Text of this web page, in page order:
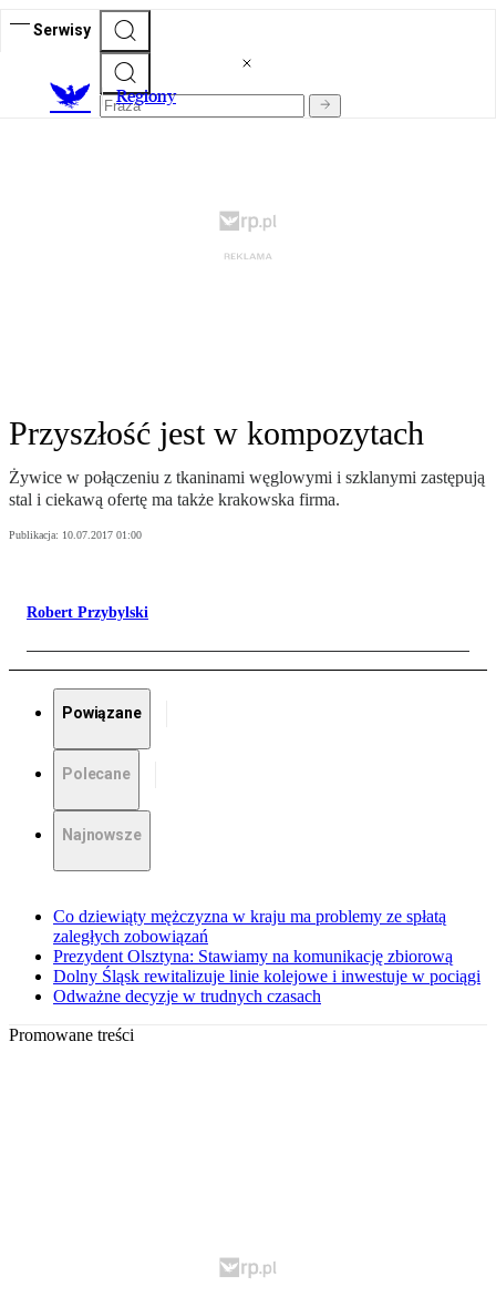
Serwisy
Regiony
Przyszłość jest w kompozytach
Żywice w połączeniu z tkaninami węglowymi i szklanymi zastępują
stal i ciekawą ofertę ma także krakowska firma.
Publikacja: 10.07.2017 01:00
Robert Przybylski
Powiązane
Polecane
Najnowsze
Co dziewiąty mężczyzna w kraju ma problemy ze spłatą
zaległych zobowiązań
Prezydent Olsztyna: Stawiamy na komunikację zbiorową
Dolny Śląsk rewitalizuje linie kolejowe i inwestuje w pociągi
Odważne decyzje w trudnych czasach
Promowane treści